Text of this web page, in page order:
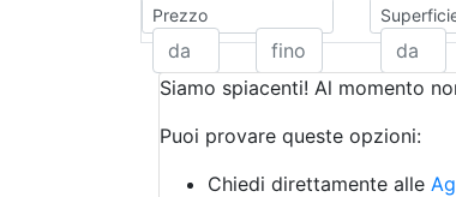
Prezzo
Siamo spiacenti! Al momento
Puoi provare queste opzioni:
Chiedi direttamente alle